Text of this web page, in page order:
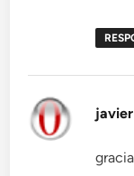
javier